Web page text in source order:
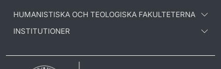
HUMANISTISKA OCH TEOLOGISKA FAKULTETERNA
INSTITUTIONER